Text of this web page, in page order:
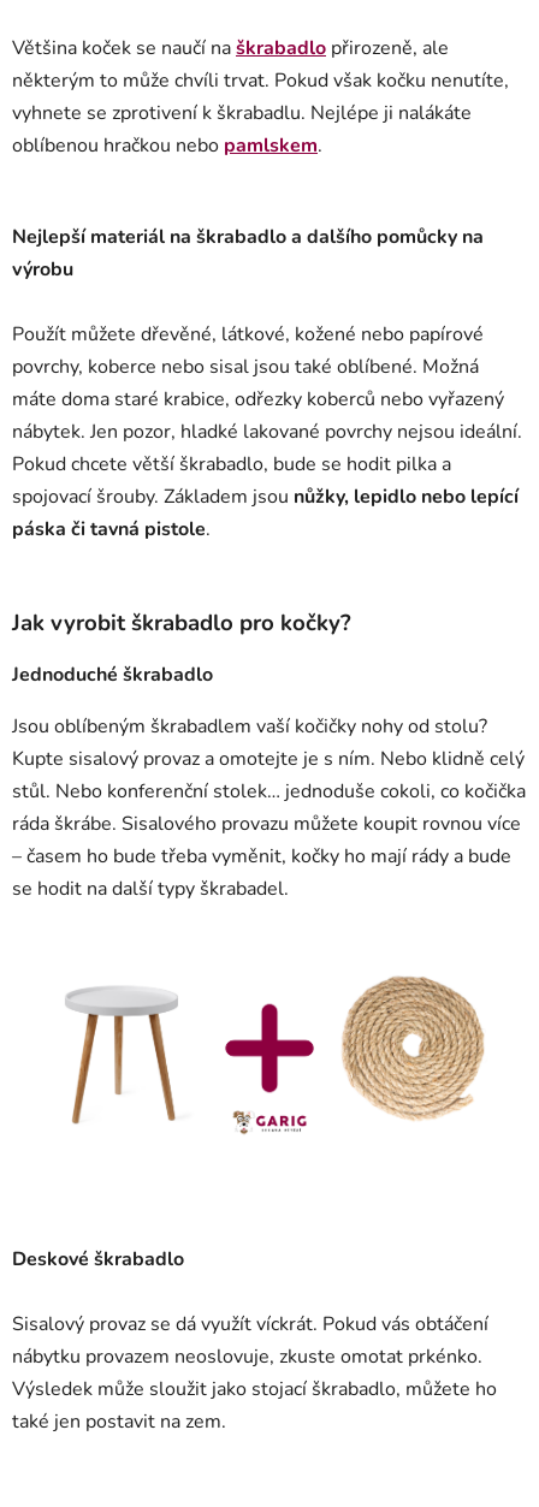
Většina koček se naučí naškrabadlo přirozeně, ale
některým to může chvíli trvat. Pokud však kočku nenutíte,
vyhnete se zprotivení k škrabadlu. Nejlépe ji nalákáte
oblíbenou hračkou nebo pamlskem.
Nejlepší materiál na škrabadlo a dalšího pomůcky na
výrobu
Použít můžete dřevěné, látkové, kožené nebo papírové
povrchy, koberce nebo sisal jsou také oblíbené. Možná
máte doma staré krabice, odřezky koberců nebo vyřazený
nábytek. Jen pozor, hladké lakované povrchy nejsou ideální.
Pokud chcete větší škrabadlo, bude se hodit pilka a
spojovací šrouby. Základem jsou nůžky, lepidlo nebo lepící
páska či tavná pistole.
Jak vyrobit škrabadlo pro kočky?
Jednoduché škrabadlo
Jsou oblíbeným škrabadlem vaší kočičky nohy od stolu?
Kupte sisalový provaz a omotejte je s ním. Nebo klidně celý
stůl. Nebo konferenční stolek… jednoduše cokoli, co kočička
ráda škrábe. Sisalového provazu můžete koupit rovnou více
– časem ho bude třeba vyměnit, kočky ho mají rády a bude
se hodit na další typy škrabadel.
Deskové škrabadlo
Sisalový provaz se dá využít víckrát. Pokud vás obtáčení
nábytku provazem neoslovuje, zkuste omotat prkénko.
Výsledek může sloužit jako stojací škrabadlo, můžete ho
také jen postavit na zem.